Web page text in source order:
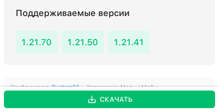
Поддерживаемые версии
1.21.70 1.21.50 1.21.41
Опубликовал:Rustam01 Категория:Моды / Мобы
СКАЧАТЬ